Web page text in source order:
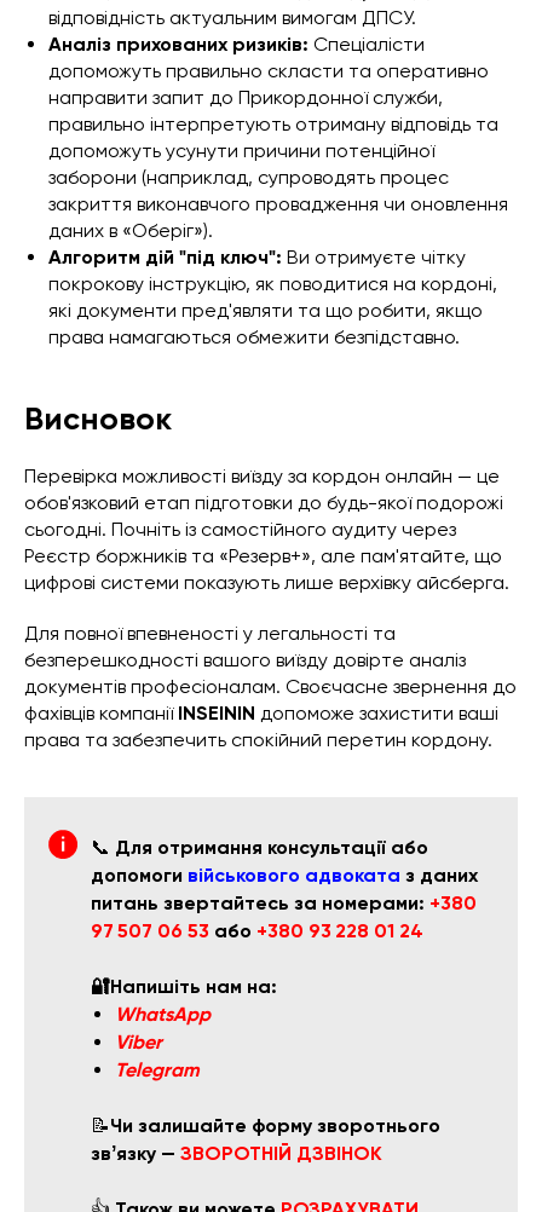
відповідність актуальним вимогам ДПСУ.
Аналіз прихованих ризиків: Спеціалісти
допоможуть правильно скласти та оперативно
направити запит до Прикордонної служби,
правильно інтерпретують отриману відповідь та
допоможуть усунути причини потенційної
заборони (наприклад, супроводять процес
закриття виконавчого провадження чи оновлення
даних в «Оберіг»).
Алгоритм дій "під ключ": Ви отримуєте чітку
покрокову інструкцію, як поводитися на кордоні,
які документи пред'являти та що робити, якщо
права намагаються обмежити безпідставно.
Висновок
Перевірка можливості виїзду за кордон онлайн — це
обов'язковий етап підготовки до будь-якої подорожі
сьогодні. Почніть із самостійного аудиту через
Реєстр боржників та «Резерв+», але пам'ятайте, що
цифрові системи показують лише верхівку айсберга.
Для повної впевненості у легальності та
безперешкодності вашого виїзду довірте аналіз
документів професіоналам. Своєчасне звернення до
фахівців компанії INSEININ допоможе захистити ваші
права та забезпечить спокійний перетин кордону.
📞 Для отримання консультації або
допомоги військового адвоката з даних
питань звертайтесь за номерами: +380
97 507 06 53 або +380 93 228 01 24
🔐Напишіть нам на:
WhatsApp
Viber
Telegram
📝Чи залишайте форму зворотнього
звʼязку — ЗВОРОТНІЙ ДЗВІНОК